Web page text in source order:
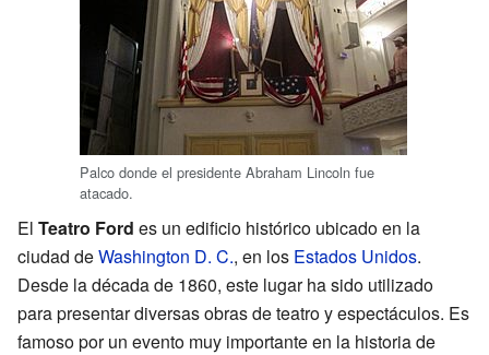
Palco donde el presidente Abraham Lincoln fue
atacado.
El Teatro Ford es un edificio histórico ubicado en la
ciudad deWashington D. C., en los Estados Unidos.
Desde la década de 1860, este lugar ha sido utilizado
para presentar diversas obras de teatro y espectáculos. Es
famoso por un evento muy importante en la historia de